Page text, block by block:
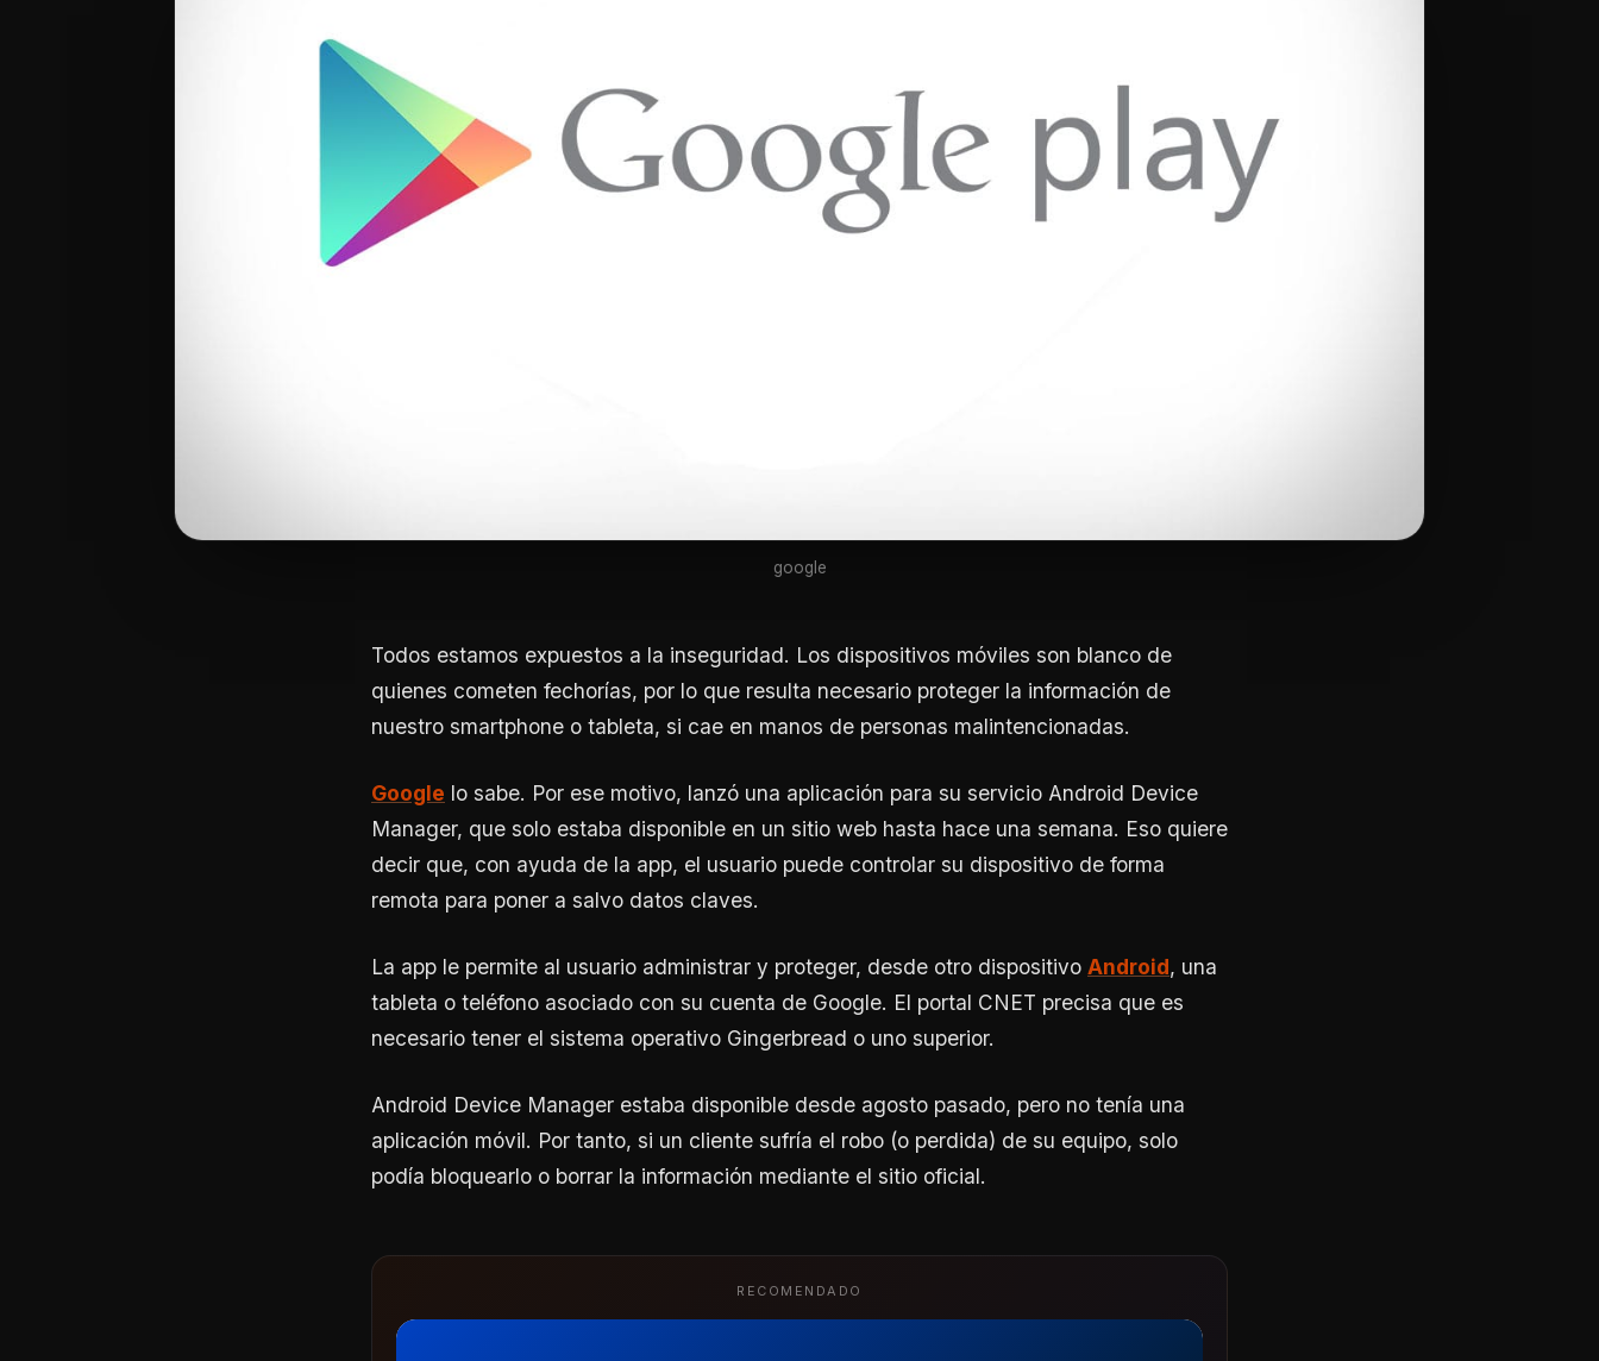
google
Todos estamos expuestos a la inseguridad. Los dispositivos móviles son blanco de
quienes cometen fechorías, por lo que resulta necesario proteger la información de
nuestro smartphone o tableta, si cae en manos de personas malintencionadas.
Google lo sabe. Por ese motivo, lanzó una aplicación para su servicio Android Device
Manager, que solo estaba disponible en un sitio web hasta hace una semana. Eso quiere
decir que, con ayuda de la app, el usuario puede controlar su dispositivo de forma
remota para poner a salvo datos claves.
La app le permite al usuario administrar y proteger, desde otro dispositivo Android, una
tableta o teléfono asociado con su cuenta de Google. El portal CNET precisa que es
necesario tener el sistema operativo Gingerbread o uno superior.
Android Device Manager estaba disponible desde agosto pasado, pero no tenía una
aplicación móvil. Por tanto, si un cliente sufría el robo (o perdida) de su equipo, solo
podía bloquearlo o borrar la información mediante el sitio oficial.
RECOMENDADO